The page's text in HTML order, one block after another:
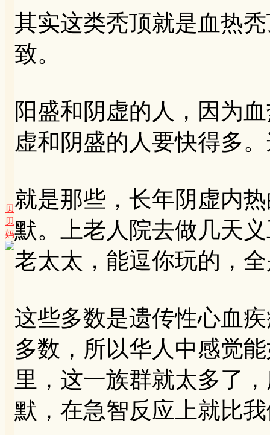
贝
贝
妈
其实这类秃顶就是血热
致。
阳盛和阴虚的人，因为
虚和阴盛的人要快得多
就是那些，长年阴虚内
默。上老人院去做几天
老太太，能逗你玩的，
这些多数是遗传性心血
多数，所以华人中感觉
里，这一族群就太多了
默，在急智反应上就比